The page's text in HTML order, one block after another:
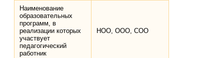
Наименование
образовательных
программ, в
реализации которых
участвует
педагогический
работник
НОО, ООО, СОО